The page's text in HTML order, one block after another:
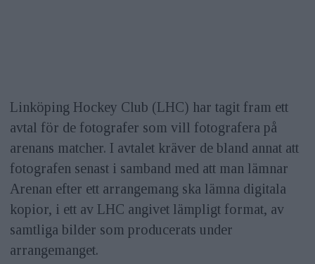
Linköping Hockey Club (LHC) har tagit fram ett
avtal för de fotografer som vill fotografera på
arenans matcher. I avtalet kräver de bland annat att
fotografen senast i samband med att man lämnar
Arenan efter ett arrangemang ska lämna digitala
kopior, i ett av LHC angivet lämpligt format, av
samtliga bilder som producerats under
arrangemanget.